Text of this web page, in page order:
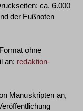
ca. 6.000
der Fußnoten
ohne
an: redaktion-
Manuskripten an,